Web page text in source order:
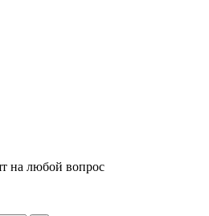
на любой вопрос